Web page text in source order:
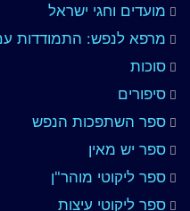
מועדים וחגי ישראל
מרפא לנפש: התמודדות
סוכות
סיפורים
ספר השתפכות הנפש
ספר יש מאין
ספר ליקוטי מוהר"ן
ספר ליקוטי עיצות